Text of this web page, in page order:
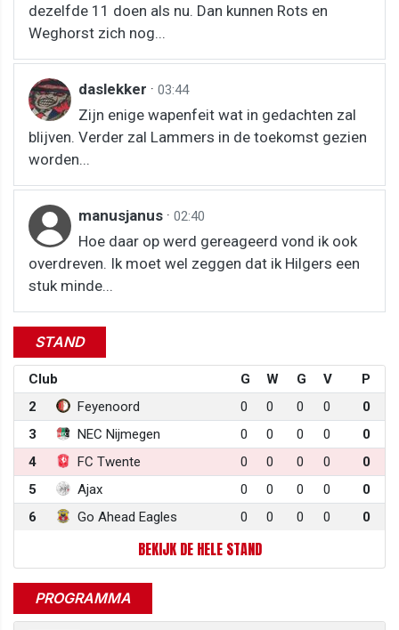
dezelfde 11 doen als nu. Dan kunnen Rots en
Weghorst zich nog...
daslekker · 03:44
Zijn enige wapenfeit wat in gedachten zal
blijven. Verder zal Lammers in de toekomst gezien
worden...
manusjanus · 02:40
Hoe daar op werd gereageerd vond ik ook
overdreven. Ik moet wel zeggen dat ik Hilgers een
stuk minde...
STAND
Club G W G V
P
2
Feyenoord 0 0 0 0
0
3
NEC Nijmegen 0 0 0 0
0
4
FC Twente 0 0 0 0
0
5
Ajax 0 0 0 0
0
6
Go Ahead Eagles 0 0 0 0 0
BEKIJK DE HELE STAND
PROGRAMMA